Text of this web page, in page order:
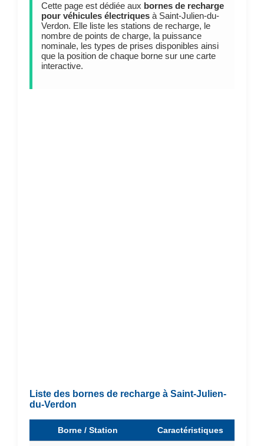
Cette page est dédiée aux bornes de recharge
pour véhicules électriquesà Saint-Julien-du-
Verdon. Elle liste les stations de recharge, le
nombre de points de charge, la puissance
nominale, les types de prises disponibles ainsi
que la position de chaque borne sur une carte
interactive.
Liste des bornes de recharge à Saint-Julien-
du-Verdon
Borne / Station Caractéristiques